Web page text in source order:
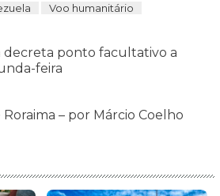
Voo humanitário
decreta ponto facultativo a
feira
– por Márcio Coelho